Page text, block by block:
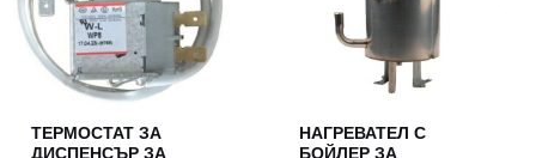
ТЕРМОСТАТ ЗА
НАГРЕВАТЕЛ С